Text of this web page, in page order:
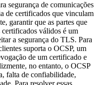
segurança de comunicações
de certificados que vinculam
garantir que as partes que
certificados válidos é um
a segurança do TLS. Para
suporta o OCSP, um
de um certificado e
no entanto, o OCSP
falta de confiabilidade,